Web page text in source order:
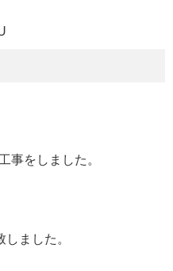
事をしました。
ました。